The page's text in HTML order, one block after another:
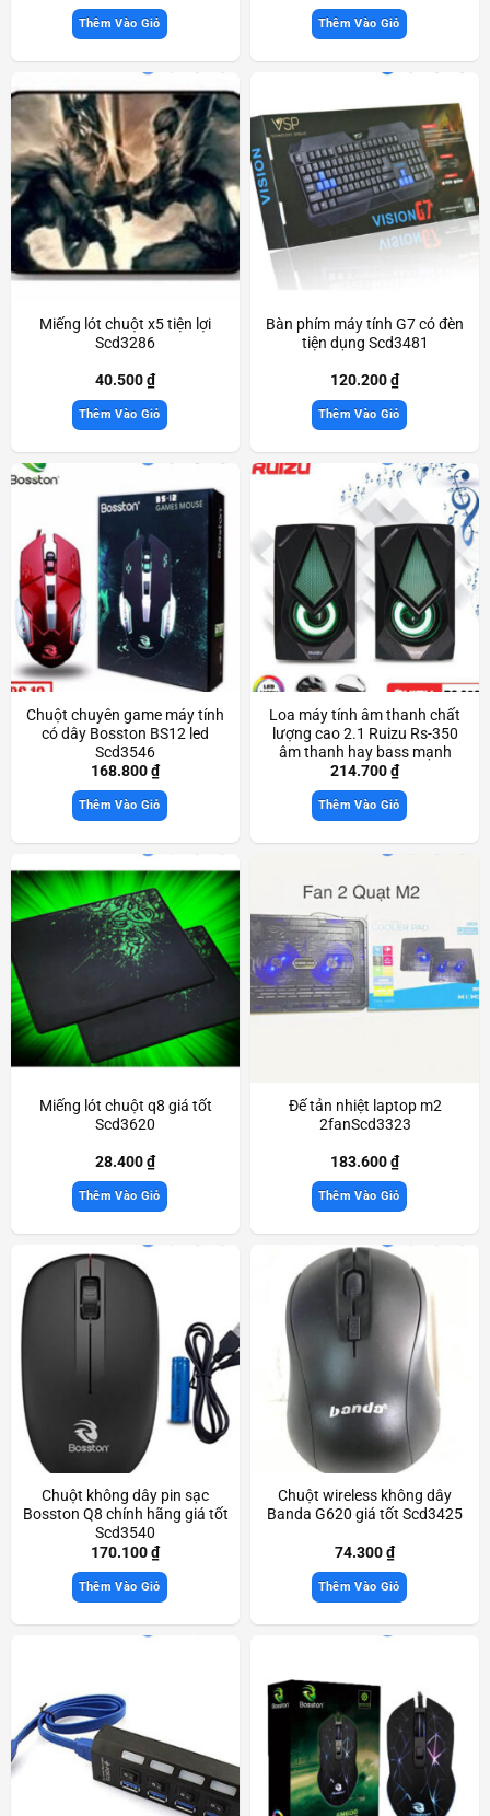
Thêm Vào Giỏ Thêm Vào Giỏ
Miếng lót chuột x5 tiện lợi
Scd3286
40.500₫
Thêm Vào Giỏ
Bàn phím máy tính G7 có đèn
tiện dụng Scd3481
120.200₫
Thêm Vào Giỏ
Chuột chuyên game máy tính
có dây Bosston BS12 led
Scd3546
168.800₫
Thêm Vào Giỏ
Loa máy tính âm thanh chất
lượng cao 2.1 Ruizu Rs-350
âm thanh hay bass mạnh
Scd3436
214.700₫
Thêm Vào Giỏ
Miếng lót chuột q8 giá tốt
Scd3620
28.400₫
Thêm Vào Giỏ
Đế tản nhiệt laptop m2
2fanScd3323
183.600₫
Thêm Vào Giỏ
Chuột không dây pin sạc
Bosston Q8 chính hãng giá tốt
Scd3540
170.100₫
Thêm Vào Giỏ
Chuột wireless không dây
Banda G620 giá tốt Scd3425
74.300₫
Thêm Vào Giỏ